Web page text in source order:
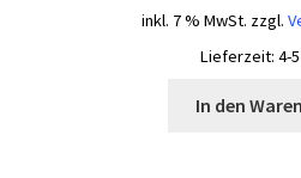
inkl. 7 % MwSt. zzgl.
Lieferzeit: 4-
In den